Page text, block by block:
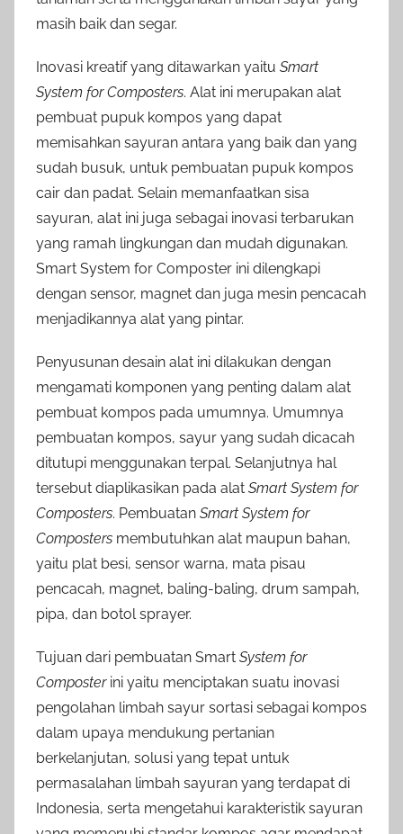
masih baik dan segar.
Inovasi kreatif yang ditawarkan yaitu Smart
System for Composters. Alat ini merupakan alat
pembuat pupuk kompos yang dapat
memisahkan sayuran antara yang baik dan yang
sudah busuk, untuk pembuatan pupuk kompos
cair dan padat. Selain memanfaatkan sisa
sayuran, alat ini juga sebagai inovasi terbarukan
yang ramah lingkungan dan mudah digunakan.
Smart System for Composter ini dilengkapi
dengan sensor, magnet dan juga mesin pencacah
menjadikannya alat yang pintar.
Penyusunan desain alat ini dilakukan dengan
mengamati komponen yang penting dalam alat
pembuat kompos pada umumnya. Umumnya
pembuatan kompos, sayur yang sudah dicacah
ditutupi menggunakan terpal. Selanjutnya hal
tersebut diaplikasikan pada alat Smart System for
Composters. Pembuatan Smart System for
Composters membutuhkan alat maupun bahan,
yaitu plat besi, sensor warna, mata pisau
pencacah, magnet, baling-baling, drum sampah,
pipa, dan botol sprayer.
Tujuan dari pembuatan Smart System for
Composterini yaitu menciptakan suatu inovasi
pengolahan limbah sayur sortasi sebagai kompos
dalam upaya mendukung pertanian
berkelanjutan, solusi yang tepat untuk
permasalahan limbah sayuran yang terdapat di
Indonesia, serta mengetahui karakteristik sayuran